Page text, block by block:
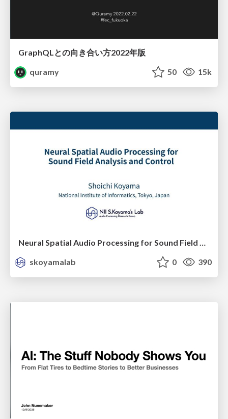
GraphQLとの向き合い方2022年版
quramy
50 15k
skoyamalab
0 390